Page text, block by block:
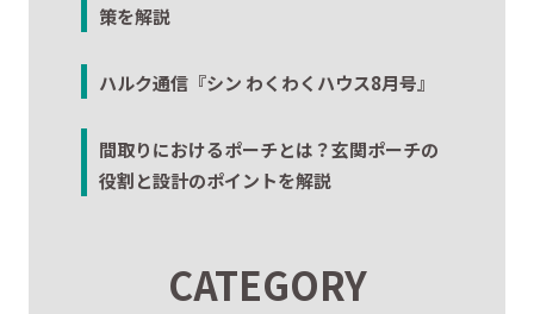
策を解説
ハルク通信『シン わくわくハウス8月号』
間取りにおけるポーチとは？玄関ポーチの
役割と設計のポイントを解説
CATEGORY